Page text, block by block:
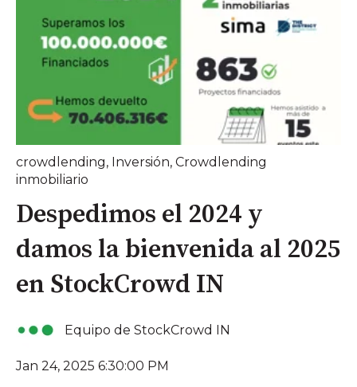
crowdlending, Inversión, Crowdlending
inmobiliario
Despedimos el 2024 y
damos la bienvenida al 2025
en StockCrowd IN
Equipo de StockCrowd IN
Jan 24, 2025 6:30:00 PM